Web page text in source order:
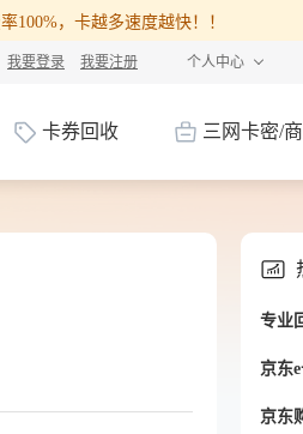
100%，卡越多速度越快！！
我要登录 我要注册 个人中心
卡券回收 三网卡密/
专业
京东
京东